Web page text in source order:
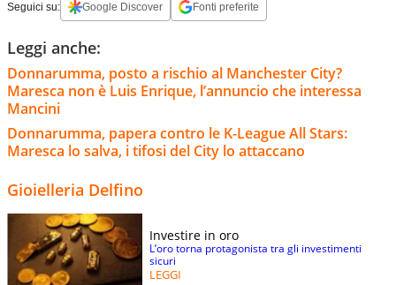
Seguici su: Google Discover Fonti preferite
Leggi anche:
Donnarumma, posto a rischio al Manchester City?
Maresca non è Luis Enrique, l’annuncio che interessa
Mancini
Donnarumma, papera contro le K-League All Stars:
Maresca lo salva, i tifosi del City lo attaccano
Gioielleria Delfino
Investire in oro
L’oro torna protagonista tra gli investimenti
sicuri
LEGGI